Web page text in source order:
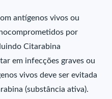
antígenos vivos ou
por
Citarabina
em infecções graves ou
vivos deve ser evitada
(substância ativa).